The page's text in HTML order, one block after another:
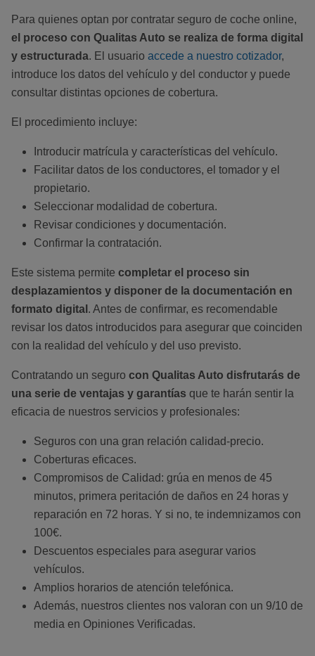
Para quienes optan por contratar seguro de coche online,
el proceso con Qualitas Auto se realiza de forma digital
y estructurada. El usuario accede a nuestro cotizador,
introduce los datos del vehículo y del conductor y puede
consultar distintas opciones de cobertura.
El procedimiento incluye:
Introducir matrícula y características del vehículo.
Facilitar datos de los conductores, el tomador y el
propietario.
Seleccionar modalidad de cobertura.
Revisar condiciones y documentación.
Confirmar la contratación.
Este sistema permite completar el proceso sin
desplazamientos y disponer de la documentación en
formato digital . Antes de confirmar, es recomendable
revisar los datos introducidos para asegurar que coinciden
con la realidad del vehículo y del uso previsto.
Contratando un seguro con Qualitas Auto disfrutarás de
una serie de ventajas y garantías que te harán sentir la
eficacia de nuestros servicios y profesionales:
Seguros con una gran relación calidad-precio.
Coberturas eficaces.
Compromisos de Calidad: grúa en menos de 45
minutos, primera peritación de daños en 24 horas y
reparación en 72 horas. Y si no, te indemnizamos con
100€.
Descuentos especiales para asegurar varios
vehículos.
Amplios horarios de atención telefónica.
Además, nuestros clientes nos valoran con un 9/10 de
media en Opiniones Verificadas.